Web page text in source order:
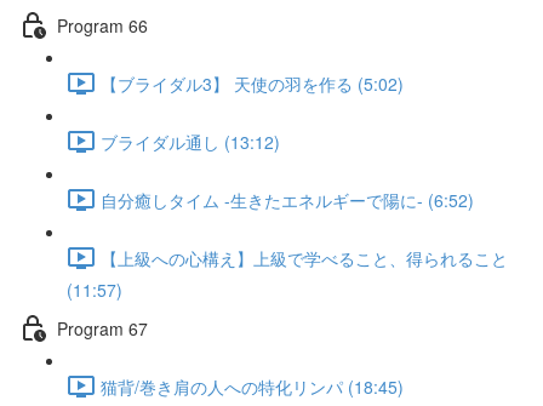
Program 66
【ブライダル3】 天使の羽を作る (5:02)
ブライダル通し (13:12)
自分癒しタイム -生きたエネルギーで陽に- (6:52)
【上級への心構え】上級で学べること、得られること
(11:57)
Program 67
猫背/巻き肩の人への特化リンパ (18:45)